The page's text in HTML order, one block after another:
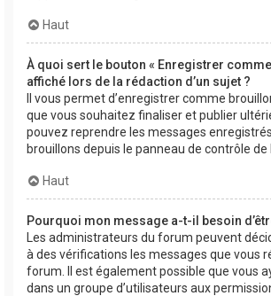
Haut
À quoi sert le bouton « Enregistrer
affiché lors de la rédaction d’un sujet ?
Il vous permet d’enregistrer comme
que vous souhaitez finaliser et publier
pouvez reprendre les messages
brouillons depuis le panneau de contrôle de
Haut
Pourquoi mon message a-t-il besoin
Les administrateurs du forum peuvent
à des vérifications les messages que vous
forum. Il est également possible que vous
dans un groupe d’utilisateurs aux